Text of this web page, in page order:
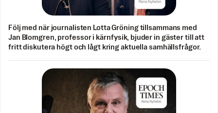
Följ med när journalisten Lotta Gröning tillsammans med
Jan Blomgren, professor i kärnfysik, bjuder in gäster till att
fritt diskutera högt och lågt kring aktuella samhällsfrågor.